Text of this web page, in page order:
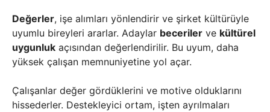
Değerler, işe alımları yönlendirir ve şirket kültürüyle
uyumlu bireyleri ararlar. Adaylar beceriler ve kültürel
uygunluk açısından değerlendirilir. Bu uyum, daha
yüksek çalışan memnuniyetine yol açar.
Çalışanlar değer gördüklerini ve motive olduklarını
hissederler. Destekleyici ortam, işten ayrılmaları